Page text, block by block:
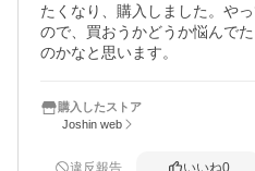
たくなり、購入しました。や
ので、買おうかどうか悩んで
のかなと思います。
購入したストア
Joshin web
違反報告 いいね0